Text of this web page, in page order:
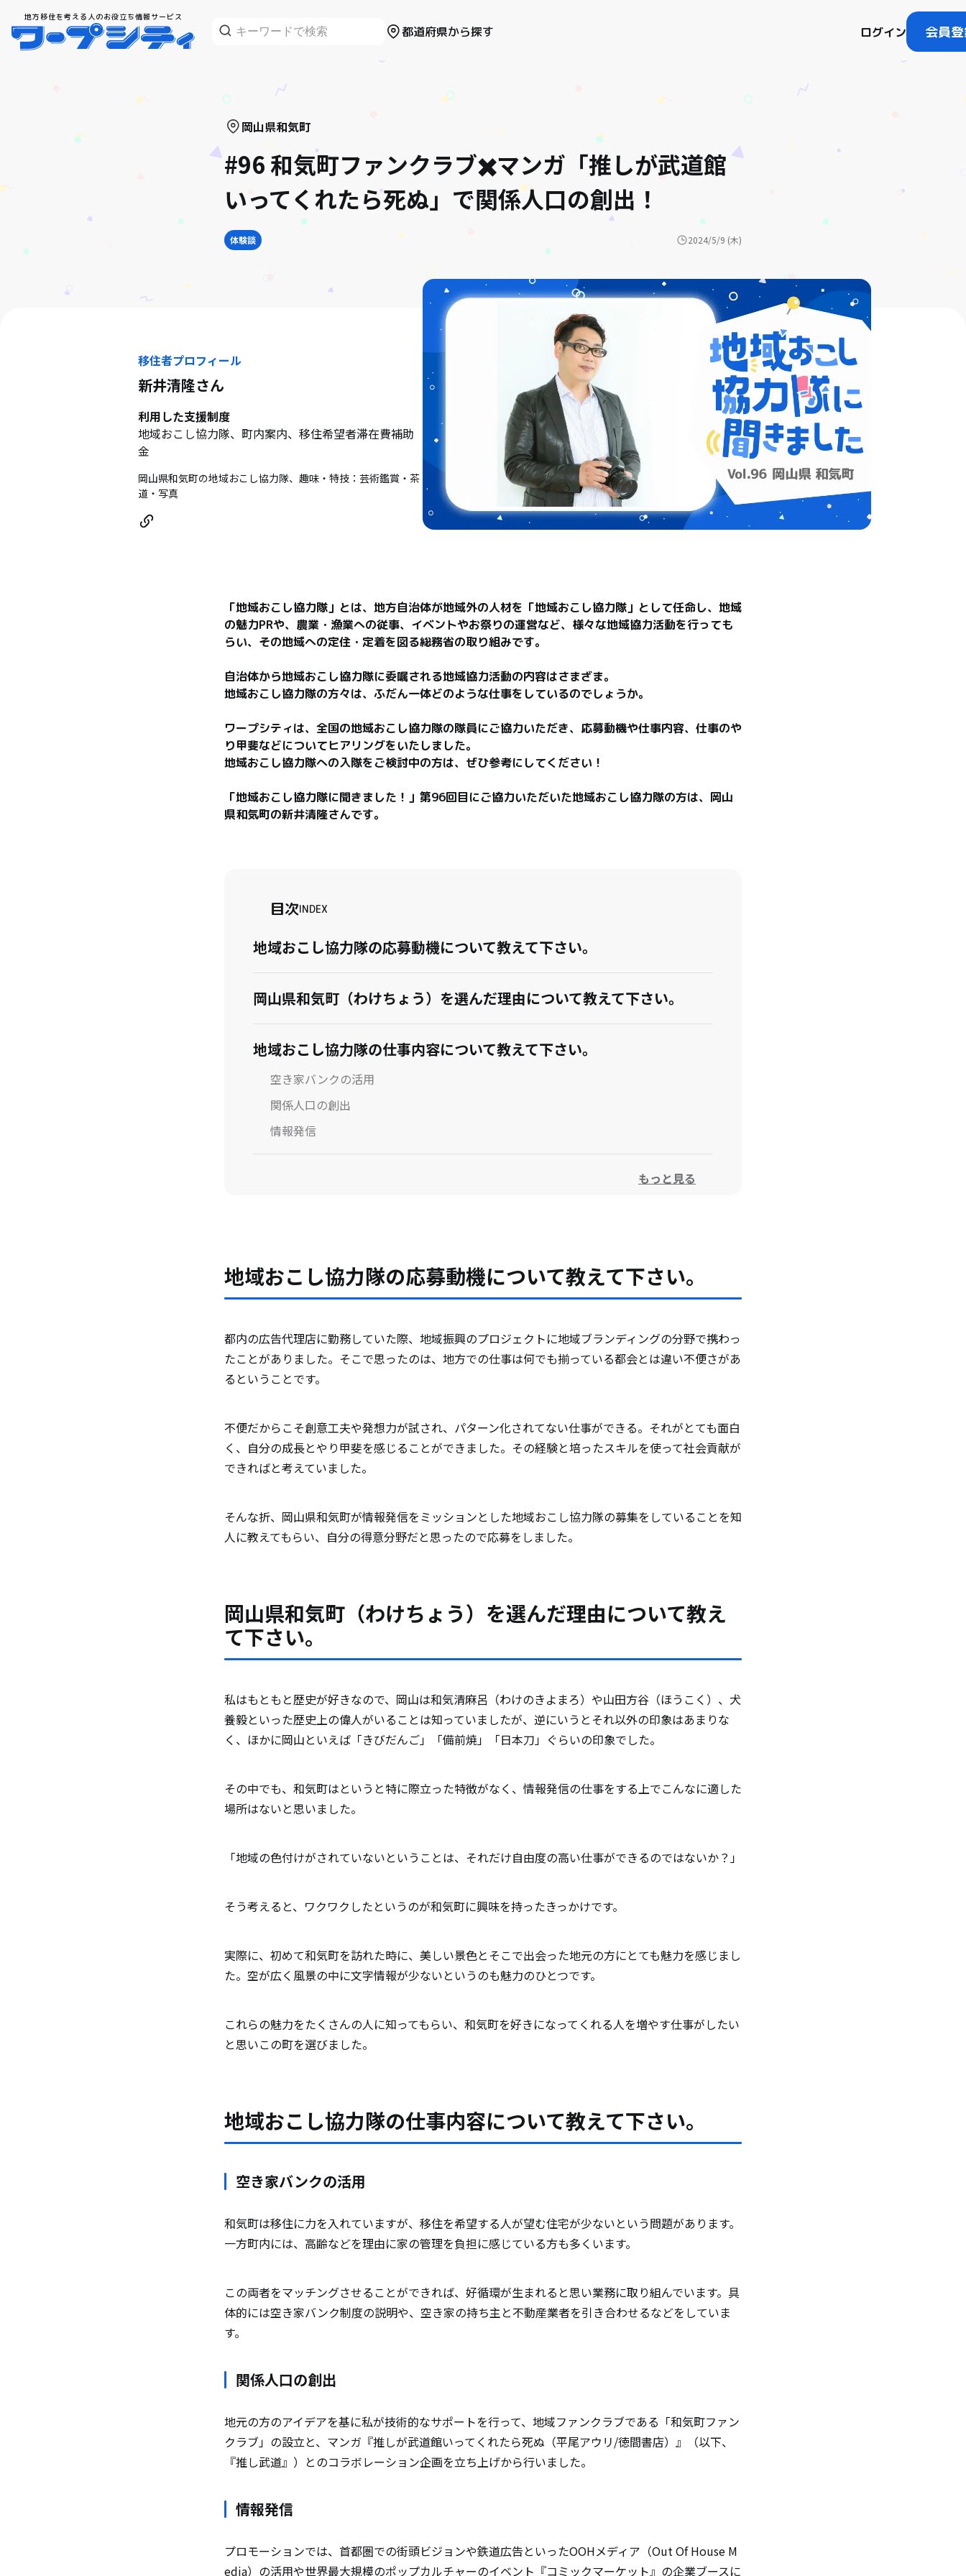
地方移住を考える人のお役立ち情報サービス
都道府県から探す ログイン 会員
岡山県和気町
#96 和気町ファンクラブ✖️マンガ「推しが武道館
いってくれたら死ぬ」で関係人口の創出！
体験談 2024/5/9 (木)
移住者プロフィール
新井清隆さん
利用した支援制度
地域おこし協力隊、町内案内、移住希望者滞在費補助
金
岡山県和気町の地域おこし協力隊、趣味・特技：芸術鑑賞・茶
道・写真
「地域おこし協力隊」とは、地方自治体が地域外の人材を「地域おこし協力隊」として任命し、地域
の魅力PRや、農業・漁業への従事、イベントやお祭りの運営など、様々な地域協力活動を行っても
らい、その地域への定住・定着を図る総務省の取り組みです。
自治体から地域おこし協力隊に委嘱される地域協力活動の内容はさまざま。
地域おこし協力隊の方々は、ふだん一体どのような仕事をしているのでしょうか。
ワープシティは、全国の地域おこし協力隊の隊員にご協力いただき、応募動機や仕事内容、仕事のや
り甲斐などについてヒアリングをいたしました。
地域おこし協力隊への入隊をご検討中の方は、ぜひ参考にしてください！
「地域おこし協力隊に聞きました！」第96回目にご協力いただいた地域おこし協力隊の方は、岡山
県和気町の新井清隆さんです。
目次INDEX
地域おこし協力隊の応募動機について教えて下さい。
岡山県和気町（わけちょう）を選んだ理由について教えて下さい。
地域おこし協力隊の仕事内容について教えて下さい。
空き家バンクの活用
関係人口の創出
情報発信
卒隊後のビジョンがある場合は教えて下さい。
和気町の住民と触れ合った際の印象と、エピソードも添えて教えて
下さい。
ポットなど）
移住を検討している方にメッセージをお願いします。
もっと見る
地域おこし協力隊の応募動機について教えて下さい。
都内の広告代理店に勤務していた際、地域振興のプロジェクトに地域ブランディングの分野で携わっ
たことがありました。そこで思ったのは、地方での仕事は何でも揃っている都会とは違い不便さがあ
るということです。
不便だからこそ創意工夫や発想力が試され、パターン化されてない仕事ができる。それがとても面白
く、自分の成長とやり甲斐を感じることができました。その経験と培ったスキルを使って社会貢献が
できればと考えていました。
そんな折、岡山県和気町が情報発信をミッションとした地域おこし協力隊の募集をしていることを知
人に教えてもらい、自分の得意分野だと思ったので応募をしました。
岡山県和気町（わけちょう）を選んだ理由について教え
て下さい。
私はもともと歴史が好きなので、岡山は和気清麻呂（わけのきよまろ）や山田方谷（ほうこく）、犬
養毅といった歴史上の偉人がいることは知っていましたが、逆にいうとそれ以外の印象はあまりな
く、ほかに岡山といえば「きびだんご」「備前焼」「日本刀」ぐらいの印象でした。
その中でも、和気町はというと特に際立った特徴がなく、情報発信の仕事をする上でこんなに適した
場所はないと思いました。
「地域の色付けがされていないということは、それだけ自由度の高い仕事ができるのではないか？」
そう考えると、ワクワクしたというのが和気町に興味を持ったきっかけです。
実際に、初めて和気町を訪れた時に、美しい景色とそこで出会った地元の方にとても魅力を感じまし
た。空が広く風景の中に文字情報が少ないというのも魅力のひとつです。
これらの魅力をたくさんの人に知ってもらい、和気町を好きになってくれる人を増やす仕事がしたい
と思いこの町を選びました。
地域おこし協力隊の仕事内容について教えて下さい。
空き家バンクの活用
和気町は移住に力を入れていますが、移住を希望する人が望む住宅が少ないという問題があります。
一方町内には、高齢などを理由に家の管理を負担に感じている方も多くいます。
この両者をマッチングさせることができれば、好循環が生まれると思い業務に取り組んでいます。具
体的には空き家バンク制度の説明や、空き家の持ち主と不動産業者を引き合わせるなどをしていま
す。
関係人口の創出
地元の方のアイデアを基に私が技術的なサポートを行って、地域ファンクラブである「和気町ファン
クラブ」の設立と、マンガ『推しが武道館いってくれたら死ぬ（平尾アウリ/徳間書店）』（以下、
『推し武道』）とのコラボレーション企画を立ち上げから行いました。
情報発信
プロモーションでは、首都圏での街頭ビジョンや鉄道広告といったOOHメディア（Out Of House M
edia）の活用や世界最大規模のポップカルチャーのイベント『コミックマーケット』の企業ブースに